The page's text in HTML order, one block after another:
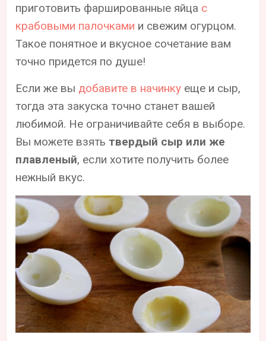
приготовить фаршированные яйца с
крабовыми палочками и свежим огурцом.
Такое понятное и вкусное сочетание вам
точно придется по душе!
Если же вы добавите в начинку еще и сыр,
тогда эта закуска точно станет вашей
любимой. Не ограничивайте себя в выборе.
Вы можете взять твердый сыр или же
плавленый, если хотите получить более
нежный вкус.